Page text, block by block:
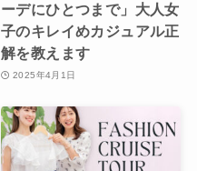
ーデにひとつまで」大人女
子のキレイめカジュアル正
解を教えます
2025年4月1日